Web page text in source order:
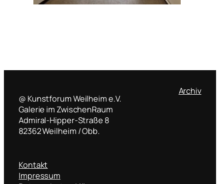
@ Kunstforum Weilheim e.V.
Galerie im ZwischenRaum
Admiral-Hipper-Straße 8
82362 Weilheim / Obb.
Archiv
Kontakt
Impressum